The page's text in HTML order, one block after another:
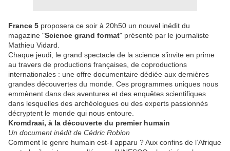
France 5 proposera ce soir à 20h50 un nouvel inédit du
magazine "Science grand format" présenté par le journaliste
Mathieu Vidard.
Chaque jeudi, le grand spectacle de la science s’invite en prime
au travers de productions françaises, de coproductions
internationales : une offre documentaire dédiée aux dernières
grandes découvertes du monde. Ces programmes uniques nous
emmènent dans des aventures et des enquêtes scientifiques
dans lesquelles des archéologues ou des experts passionnés
décryptent le monde qui nous entoure.
Kromdraai, à la découverte du premier humain
Un document inédit de Cédric Robion
Comment le genre humain est-il apparu ? Aux confins de l’Afrique